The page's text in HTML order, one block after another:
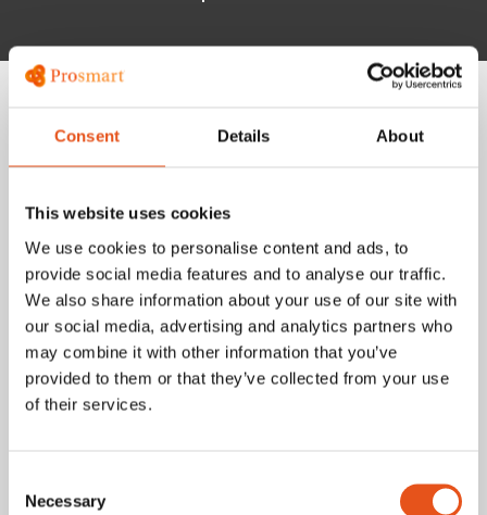
Consent Details About
This website uses cookies
We use cookies to personalise content and ads, to
provide social media features and to analyse our traffic.
We also share information about your use of our site with
our social media, advertising and analytics partners who
may combine it with other information that you’ve
provided to them or that they’ve collected from your use
of their services.
Selection
Necessary
Så använder andra Prosmart
Johanson Design: Prosmart och Fortnox
möjliggör en kvarts miljard i omsättning ­–
med två på ekonomiavdelningen
Johanson Design grundades i Markaryd 1953 och har sedan
dess levererat högkvalitativa möbler till offentliga miljöer.
Med hjälp av Prosmart…